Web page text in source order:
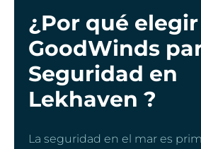
¿Por qué elegir
GoodWinds
Seguridad en
Lekhaven ?
La seguridad en el mar es